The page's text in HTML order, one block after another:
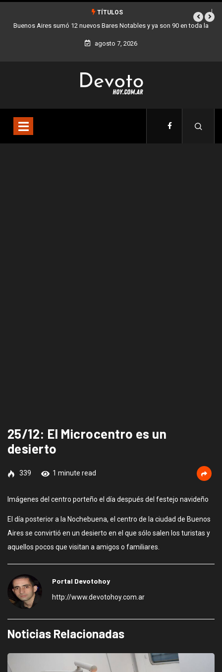
TÍTULOS
Buenos Aires sumó 12 nuevos Bares Notables y ya son 90 en toda la
Ciudad
agosto 7, 2026
25/12: El Microcentro es un
desierto
339 1 minute read
Imágenes del centro porteño el día después del festejo navideño
El día posterior a la Nochebuena, el centro de la ciudad de Buenos
Aires se convirtió en un desierto en el que sólo salen los turistas y
aquellos pocos que visitan a amigos o familiares.
Portal Devotohoy
http://www.devotohoy.com.ar
Noticias Relacionadas